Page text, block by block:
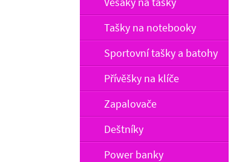
Tašky na notebooky
Sportovní tašky a batohy
Přívěšky na klíče
Zapalovače
Deštníky
Power banky